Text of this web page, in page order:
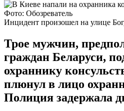
Фото: Обозреватель
Инцидент произошел на улице
Трое мужчин,
граждан Беларуси,
охраннику
плюнул в лицо
Полиция задержала